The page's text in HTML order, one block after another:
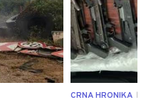
CRNA HRONIKA